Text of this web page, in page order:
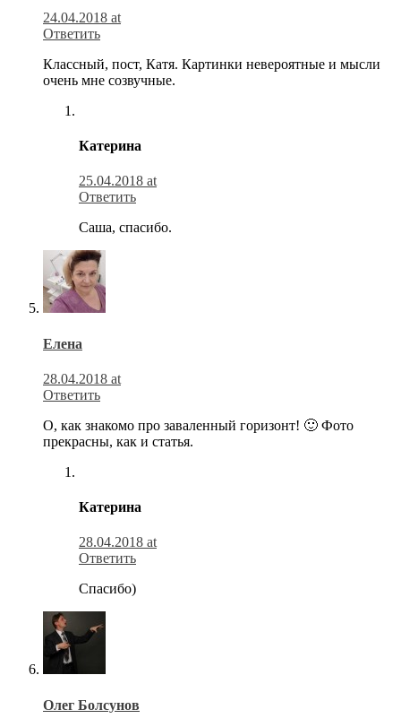
24.04.2018 at
Ответить
Классный, пост, Катя. Картинки невероятные и мысли
очень мне созвучные.
Катерина
25.04.2018 at
Ответить
Саша, спасибо.
Елена
28.04.2018 at
Ответить
О, как знакомо про заваленный горизонт! 🙂 Фото
прекрасны, как и статья.
Катерина
28.04.2018 at
Ответить
Спасибо)
Олег Болсунов